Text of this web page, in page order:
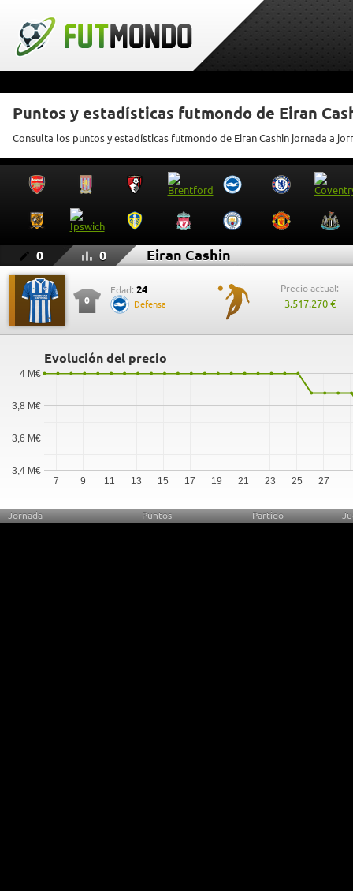
Puntos y estadísticas futmondo de Eiran
Consulta los puntos y estadísticas futmondo de Eiran Cashin jornada a
0 0 Eiran Cashin
0
Edad: 24
Defensa
Precio actual:
3.517.270 €
Evolución del precio
7 9 11 13 15 17 19 21 23 25 27
3,4 M€
3,6 M€
3,8 M€
4 M€
Jornada Puntos Partido